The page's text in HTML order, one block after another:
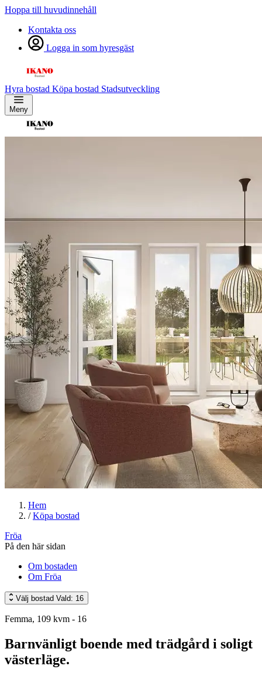
Hoppa till huvudinnehåll
Kontakta oss
Logga in som hyresgäst
Hyra bostad Köpa bostad Stadsutveckling
Meny
Hem
/ Köpa bostad
Fröa
På den här sidan
Om bostaden
Om Fröa
Välj bostad Vald: 16
Femma, 109 kvm - 16
Barnvänligt boende med trädgård i soligt
västerläge.